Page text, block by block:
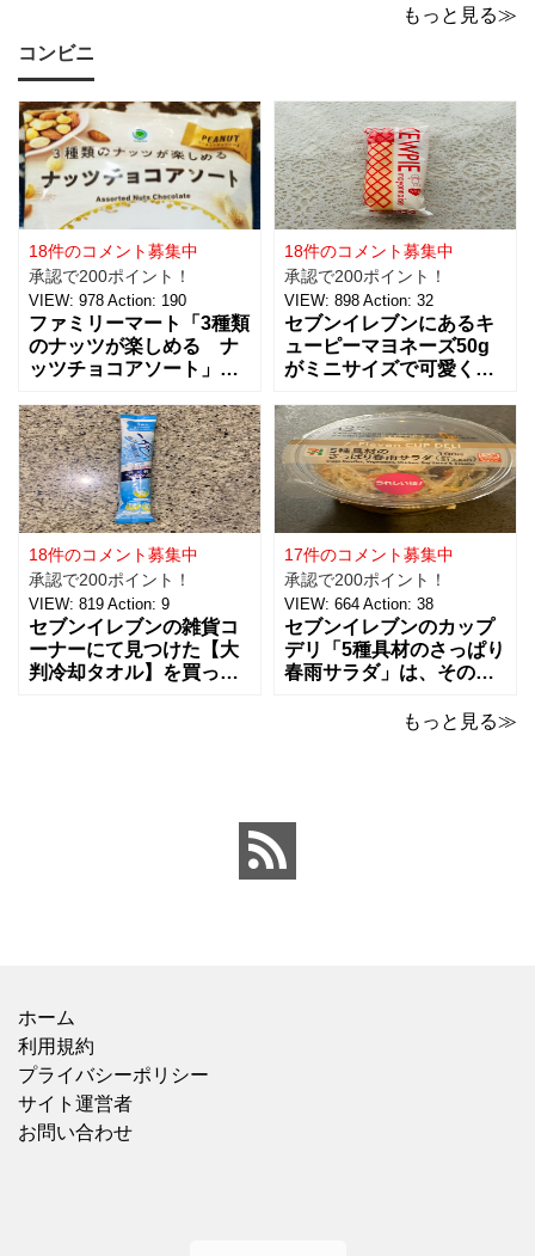
いました。買えないと思
っていたので嬉しい。 サ
イズは、約幅760㎜ x 高
さ530㎜。2枚入っている
ので
ている鍋敷きは木製のも
に100円ショップの100円
商品にはなかったため、
こちらのコル
もっと見る≫
コンビニ
18件のコメント募集中
承認で200ポイント！
VIEW: 978 Action: 190
ファミリーマート「3種類
のナッツが楽しめる ナ
ッツチョコアソート」を
て、ワインに合わせた
り、ちょっとした休憩時
間にもおすすめ！！ 税込
238円で、３種類（アー
モンド、ピーナッツ、ヘ
ーゼルナッツ）×４個ずつ
入ったチョコアソ
18件のコメント募集中
承認で200ポイント！
VIEW: 898 Action: 32
セブンイレブンにあるキ
ューピーマヨネーズ50g
がミニサイズで可愛く
した。 お味は容器が小さ
くなっただけで、定番と
同じ味で美味しいです。
マヨネーズは好みがそれ
ぞれあるようなのですけ
ど、私はキューピー派。
ただここ最近は健
18件のコメント募集中
承認で200ポイント！
VIEW: 819 Action: 9
セブンイレブンの雑貨コ
ーナーにて見つけた【大
判冷却タオル】を買って
17件のコメント募集中
承認で200ポイント！
VIEW: 664 Action: 38
セブンイレブンのカップ
デリ「5種具材のさっぱり
春雨サラダ」は、その名
わいで、食欲がないとき
した食感と、具材
もっと見る≫
ホーム
利用規約
プライバシーポリシー
サイト運営者
お問い合わせ